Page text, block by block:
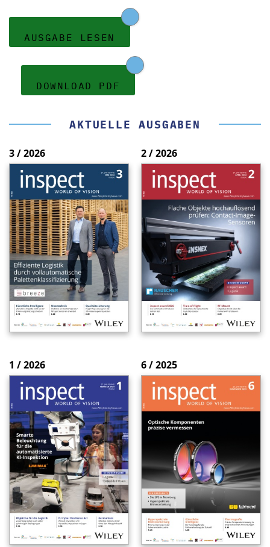
AUSGABE LESEN
DOWNLOAD PDF
AKTUELLE AUSGABEN
3 / 2026 2 / 2026
1 / 2026 6 / 2025